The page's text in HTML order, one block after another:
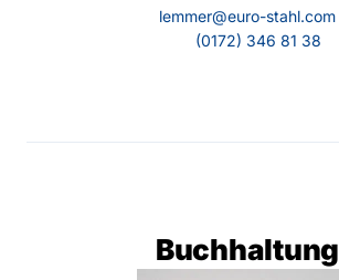
lemmer@euro-stahl.com
(0172) 346 81 38
Buchhaltung